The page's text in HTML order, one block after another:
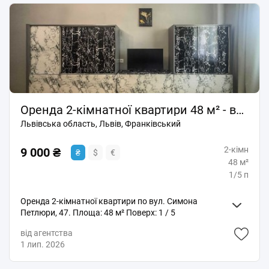
балкону. Розглянуть пару, сім"ю. Термін оренди від 3-
Оренда 2-кімнатної квартири 48 м² - вул. Симона Петлюри
Львівська область, Львів, Франківський
9 000 ₴ ₴ $ €
2-кімн
48 м²
1/5 п
Оренда 2-кімнатної квартири по вул. Симона
Петлюри, 47. Площа: 48 м² Поверх: 1 / 5
опалення, холодильник, духова шафа, газова плита,
телевізор, Wi-Fi, можна проживати з домашніми
від агентства
1 лип. 2026